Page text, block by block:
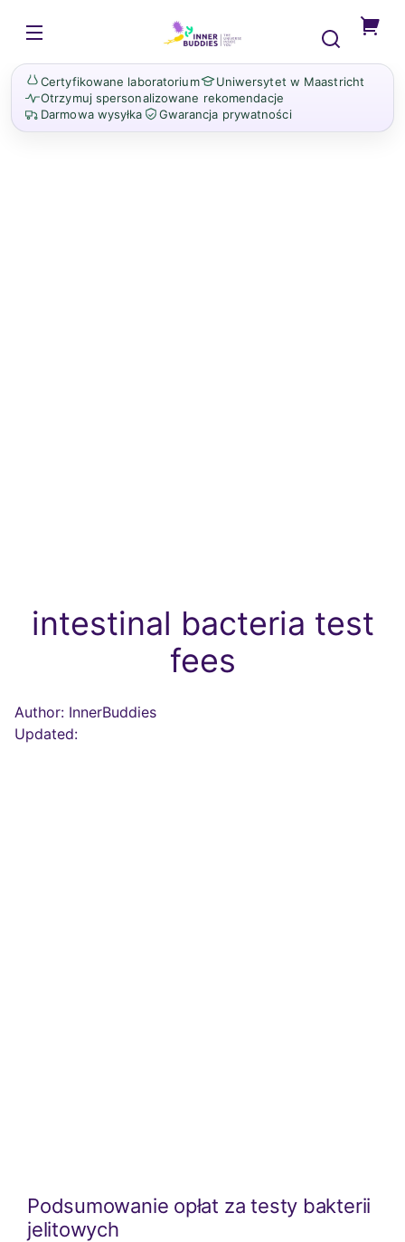
treści
InnerBuddies
o
krok
Certyfikowane laboratorium
Uniwersytet w Maastricht
Otrzymuj spersonalizowane rekomendacje
Darmowa wysyłka
Gwarancja prywatności
intestinal bacteria test
fees
Author: InnerBuddies
Updated:
Podsumowanie opłat za testy bakterii
jelitowych